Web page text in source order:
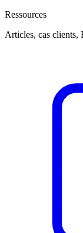
Ressources
Articles, cas clients,